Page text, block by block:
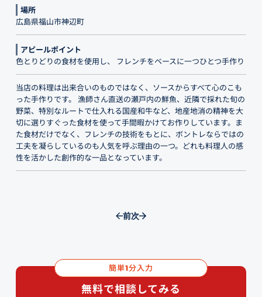
場所
広島県福山市神辺町
アピールポイント
色とりどりの食材を使用し、 フレンチをベースに一つひとつ手作り
当店の料理は出来合いのものではなく、ソースからすべて心のこも
った手作りです。 漁師さん直送の瀬戸内の鮮魚、近隣で採れた旬の
野菜、特別なルートで仕入れる国産和牛など、地産地消の精神を大
切に選りすぐった食材を使って手間暇かけてお作りしています。ま
た食材だけでなく、フレンチの技術をもとに、ボントレならではの
工夫を凝らしているのも人気を呼ぶ理由の一つ。どれも料理人の感
性を活かした創作的な一品となっています。
前次
簡単1分入力
無料で相談してみる